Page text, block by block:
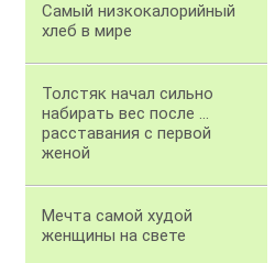
Самый низкокалорийный
хлеб в мире
Толстяк начал сильно
набирать вес после ...
расставания с первой
женой
Мечта самой худой
женщины на свете